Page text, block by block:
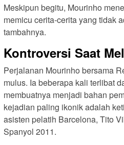
Meskipun begitu, Mourinho
memicu cerita-cerita yang tidak
tambahnya.
Kontroversi Saat
Perjalanan Mourinho bersama
mulus. Ia beberapa kali terlibat
membuatnya menjadi bahan
kejadian paling ikonik adalah
asisten pelatih Barcelona, Tito
Spanyol 2011.